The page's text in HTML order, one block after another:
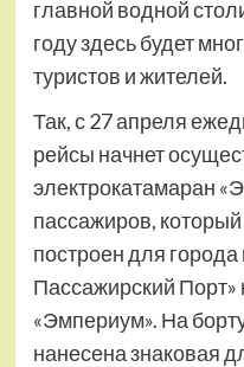
главной водной
году здесь будет
туристов и жителей.
Так, с 27 апреля
рейсы начнет
электрокатамаран
пассажиров,
построен для
Пассажирский
«Эмпериум». На
нанесена знаковая